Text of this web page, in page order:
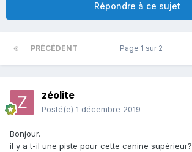
Répondre à ce sujet
PRÉCÉDENT Page 1 sur 2
zéolite
Posté(e) 1 décembre 2019
Bonjour.
il y a t-il une piste pour cette canine supérieur?